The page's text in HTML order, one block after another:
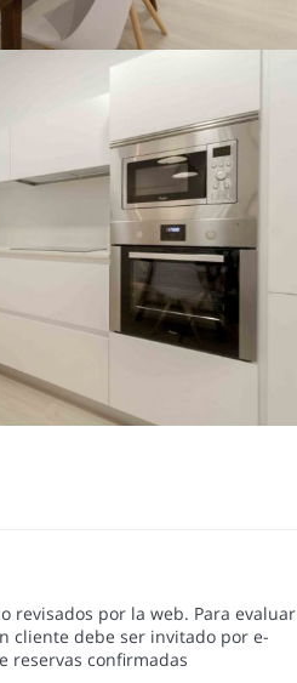
revisados por la web. Para evaluar
cliente debe ser invitado por e-
reservas confirmadas